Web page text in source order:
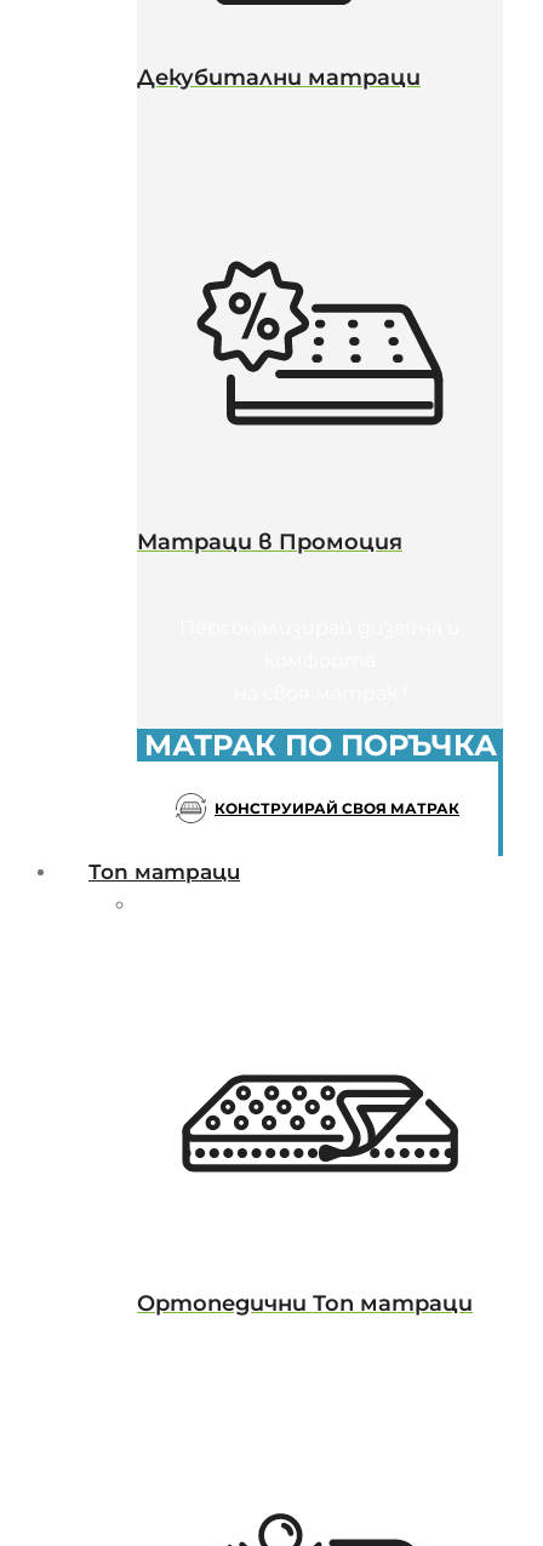
Декубитални матраци
Матраци в Промоция
МАТРАК ПО ПОРЪЧКА
КОНСТРУИРАЙ СВОЯ МАТРАК
Топ матраци
Ортопедични Топ матраци